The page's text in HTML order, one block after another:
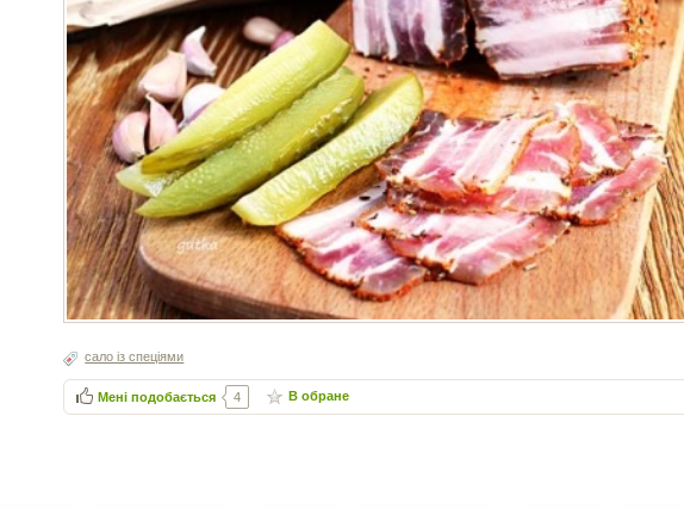
сало із спеціями
Мені подобається 4 В обране